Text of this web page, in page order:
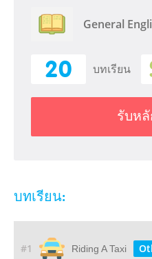
General
20 บทเรียน
รับห
บทเรียน:
#1 Riding A Taxi